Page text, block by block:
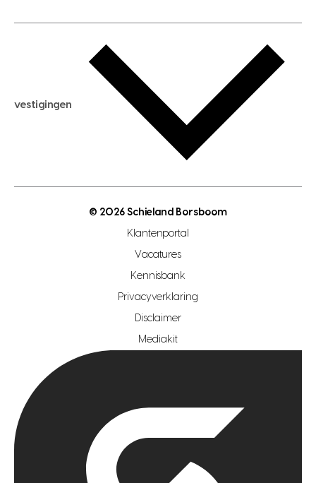
aankoopadvies
verkoopadvies
hypotheekadvies
hypotheek berekenen
maximale hypotheek berekenen
hypotheek bespaarcheck
gratis zoekprofiel aanmaken
open woningwaarde dag
vestigingen
makelaar regio zoetermeer
hypotheekshop regio den haag
hypotheekshop regio rotterdam
© 2026 Schieland Borsboom
Klantenportal
Vacatures
Kennisbank
Privacyverklaring
Disclaimer
Mediakit